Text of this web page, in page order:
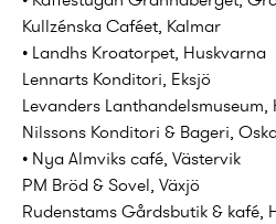
Kullzénska Caféet, Kalmar
• Landhs Kroatorpet, Huskvarna
Lennarts Konditori, Eksjö
Levanders
Nilssons Konditori & Bageri,
• Nya Almviks café, Västervik
PM Bröd & Sovel, Växjö
Rudenstams Gårdsbutik & kafé,